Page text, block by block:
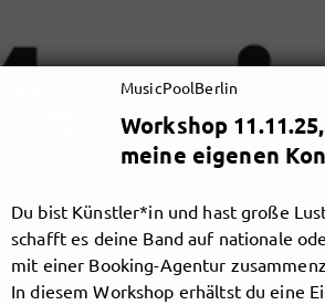
MusicPoolBerlin
Workshop
meine eigenen
Du bist Künstler*in und hast große
schafft es deine Band auf nationale
mit einer Booking-Agentur
In diesem Workshop erhältst du eine